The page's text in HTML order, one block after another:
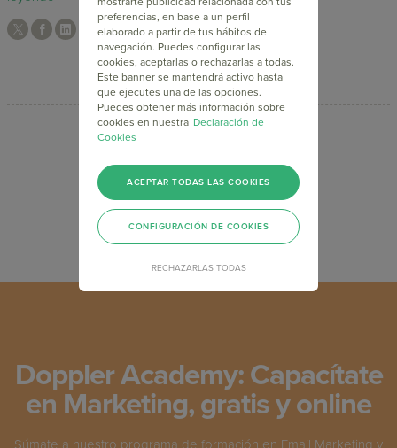
Doppler Academy: Capacítate
en Marketing, gratis y online
Súmate a nuestro programa de formación en Email Marketing y
preferencias, en base a un perfil
elaborado a partir de tus hábitos de
navegación. Puedes configurar las
cookies, aceptarlas o rechazarlas a todas.
Este banner se mantendrá activo hasta
que ejecutes una de las opciones.
Puedes obtener más información sobre
cookies en nuestra Declaración de
Cookies
RECHAZARLAS TODAS
ACEPTAR TODAS LAS COOKIES
CONFIGURACIÓN DE COOKIES